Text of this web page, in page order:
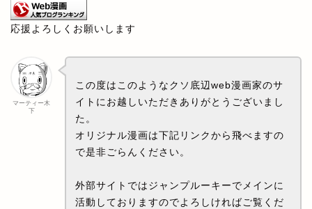
応援よろしくお願いします
マーティー木
下
この度はこのようなクソ底辺web漫画家のサ
イトにお越しいただきありがとうございまし
た。
オリジナル漫画は下記リンクから飛べますの
で是非ごらんください。
外部サイトではジャンプルーキーでメインに
活動しておりますのでよろしければご覧くだ